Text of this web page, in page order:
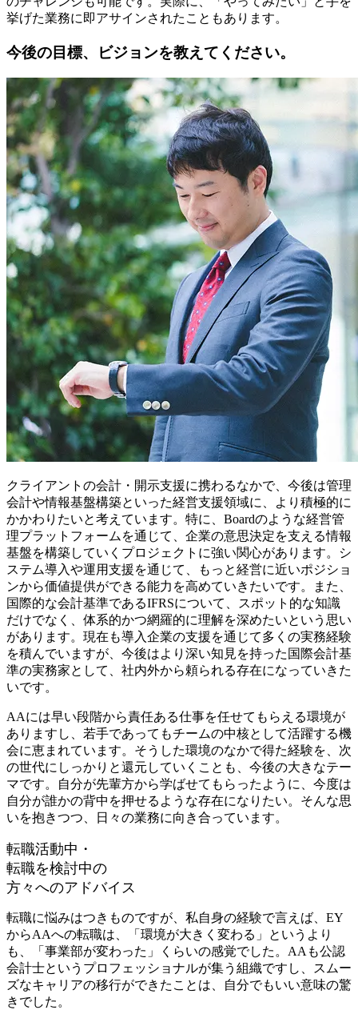
挙げた業務に即アサインされたこともあります。
今後の目標、ビジョンを教えてください。
クライアントの会計・開示支援に携わるなかで、今後は管理
会計や情報基盤構築といった経営支援領域に、より積極的に
かかわりたいと考えています。特に、Boardのような経営管
理プラットフォームを通じて、企業の意思決定を支える情報
基盤を構築していくプロジェクトに強い関心があります。シ
ステム導入や運用支援を通じて、もっと経営に近いポジショ
ンから価値提供ができる能力を高めていきたいです。また、
国際的な会計基準であるIFRSについて、スポット的な知識
だけでなく、体系的かつ網羅的に理解を深めたいという思い
があります。現在も導入企業の支援を通じて多くの実務経験
を積んでいますが、今後はより深い知見を持った国際会計基
準の実務家として、社内外から頼られる存在になっていきた
いです。
AAには早い段階から責任ある仕事を任せてもらえる環境が
ありますし、若手であってもチームの中核として活躍する機
会に恵まれています。そうした環境のなかで得た経験を、次
の世代にしっかりと還元していくことも、今後の大きなテー
マです。自分が先輩方から学ばせてもらったように、今度は
自分が誰かの背中を押せるような存在になりたい。そんな思
いを抱きつつ、日々の業務に向き合っています。
転職活動中・
転職を検討中の
方々へのアドバイス
転職に悩みはつきものですが、私自身の経験で言えば、EY
からAAへの転職は、「環境が大きく変わる」というより
も、「事業部が変わった」くらいの感覚でした。AAも公認
会計士というプロフェッショナルが集う組織ですし、スムー
ズなキャリアの移行ができたことは、自分でもいい意味の驚
きでした。